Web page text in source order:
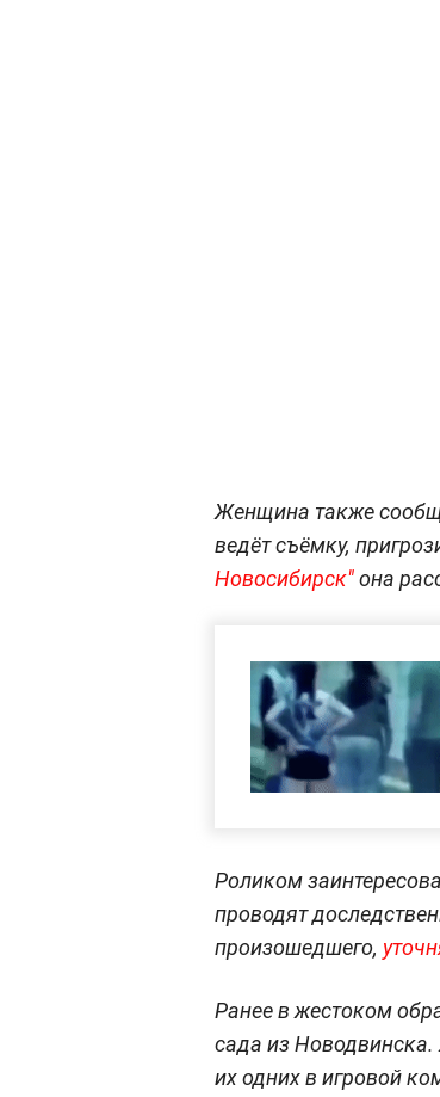
Женщина также
ведёт съёмку,
Новосибирск"она
Роликом
проводят
произошедшего,
Ранее в жестоком
сада из
их одних в игровой